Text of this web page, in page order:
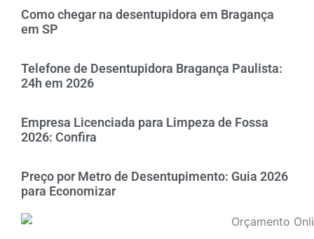
Como chegar na desentupidora em Bragança
em SP
Telefone de Desentupidora Bragança Paulista:
24h em 2026
Empresa Licenciada para Limpeza de Fossa
2026: Confira
Preço por Metro de Desentupimento: Guia 2026
para Economizar